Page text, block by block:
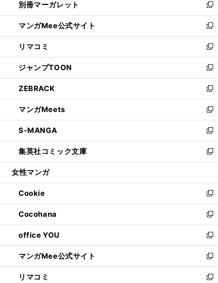
く
で
開
く
ィ
ン
ド
ウ
で
開
く
い
ウ
ィ
ン
ド
ウ
で
開
く
別冊マーガレット
新
し
い
ウ
ィ
ン
ド
ウ
で
開
く
マンガMee公式サイト
新
し
い
ウ
ィ
ン
ド
ウ
で
開
く
リマコミ
新
し
い
ウ
ィ
ン
ド
ウ
で
開
く
ジャンプTOON
新
し
い
ウ
ィ
ン
ド
ウ
で
開
ZEBRACK
新
し
い
ウ
ィ
ン
ド
ウ
開
く
マンガMeets
新
し
い
ウ
ィ
ン
ウ
で
開
く
S-MANGA
新
し
い
ウ
ン
ド
ウ
で
開
く
集英社コミック文庫
新
し
ウ
ィ
ン
ド
ウ
で
開
く
女性マンガ
Cookie
新
し
い
ウ
ィ
ン
ド
ウ
で
Cocohana
新
し
い
ウ
ィ
ン
ド
office YOU
新
し
い
ウ
ィ
マンガMee公式サイト
新
し
い
リマコミ 新